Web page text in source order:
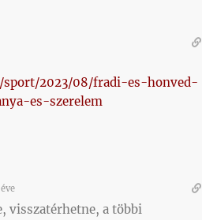
sport/2023/08/fradi-es-honved-
es-szerelem
visszatérhetne, a többi